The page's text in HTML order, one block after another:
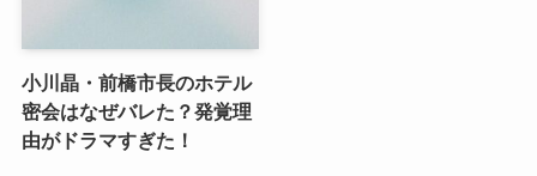
小川晶・前橋市長のホテル
密会はなぜバレた？発覚理
由がドラマすぎた！